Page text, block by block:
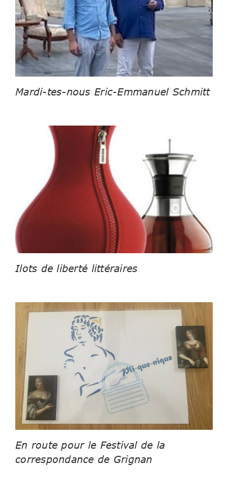
Mardi-tes-nous Eric-Emmanuel Schmitt
Ilots de liberté littéraires
En route pour le Festival de la
correspondance de Grignan